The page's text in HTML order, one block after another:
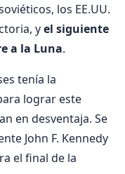
los EE.UU.
yel siguiente
a la Luna.
tenía la
lograr este
en desventaja. Se
John F. Kennedy
el final de la